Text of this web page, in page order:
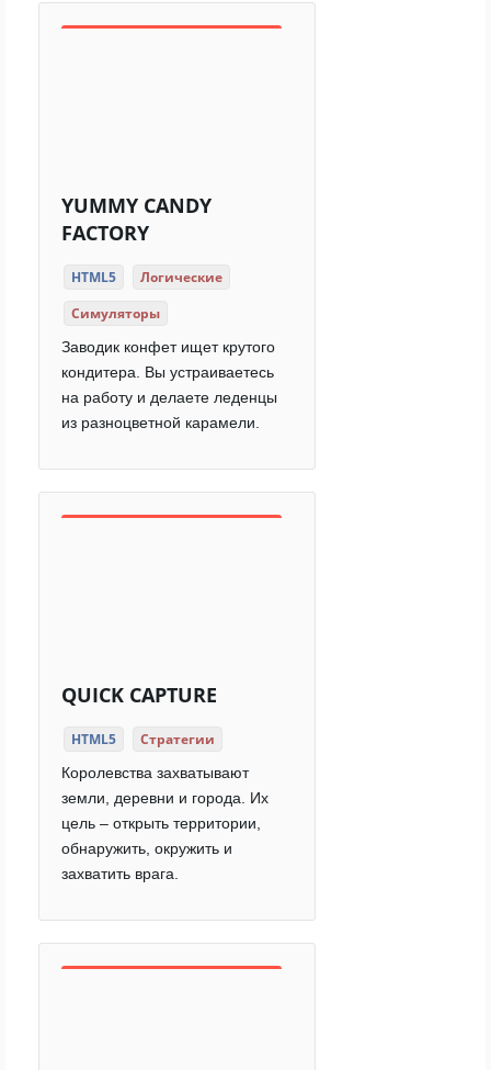
YUMMY CANDY
FACTORY
HTML5
Логические
Симуляторы
Заводик конфет ищет крутого
кондитера. Вы устраиваетесь
на работу и делаете леденцы
из разноцветной карамели.
QUICK CAPTURE
HTML5 Стратегии
Королевства захватывают
земли, деревни и города. Их
цель – открыть территории,
обнаружить, окружить и
захватить врага.